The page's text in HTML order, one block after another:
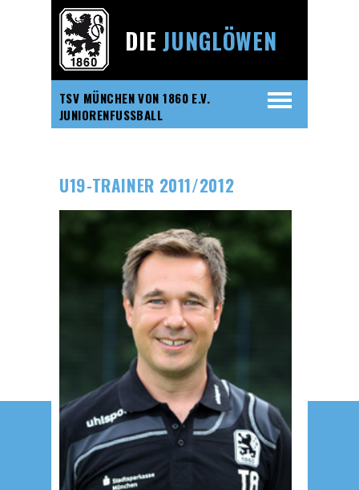
TSV MÜNCHEN VON 1860 E.V.
JUNIORENFUSSBALL
DIEJUNGLÖWEN
U19-TRAINER 2011/2012